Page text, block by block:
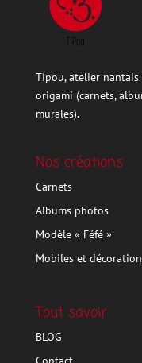
Tipou, atelier nantais
origami (carnets,
murales).
Nos créations
Carnets
Albums photos
Modèle « Féfé »
Mobiles et
Tout savoir
BLOG